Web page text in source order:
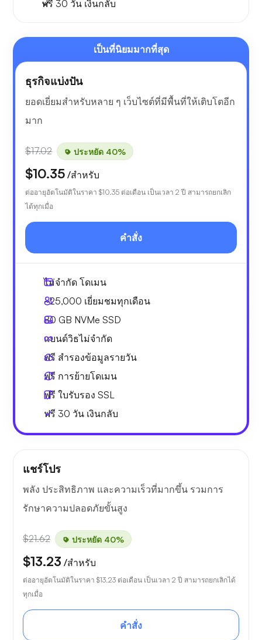
ฟรี 30 วัน เงินกลับ
เป็นที่นิยมมากที่สุด
ธุรกิจแบ่งปัน
ยอดเยี่ยมสำหรับหลาย ๆ เว็บไซต์ที่มีพื้นที่ให้เติบโตอีก
มาก
$17.02 ประหยัด 40%
$10.35 /สำหรับ
ต่ออายุอัตโนมัติในราคา $10.35 ต่อเดือน เป็นเวลา 2 ปี สามารถยกเลิก
ได้ทุกเมื่อ
คำสั่ง
ไม่จำกัด โดเมน
~25,000 เยี่ยมชมทุกเดือน
80 GB NVMe SSD
แบนด์วิธไม่จำกัด
ฟรี สำรองข้อมูลรายวัน
ฟรี การย้ายโดเมน
ฟรี ใบรับรอง SSL
ฟรี 30 วัน เงินกลับ
แชร์โปร
พลัง ประสิทธิภาพ และความเร็วที่มากขึ้น รวมการ
รักษาความปลอดภัยขั้นสูง
$21.62 ประหยัด 40%
$13.23 /สำหรับ
ต่ออายุอัตโนมัติในราคา $13.23 ต่อเดือน เป็นเวลา 2 ปี สามารถยกเลิกได้
ทุกเมื่อ
คำสั่ง